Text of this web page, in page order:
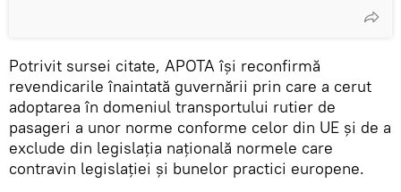
Potrivit sursei citate, APOTA își reconfirmă
revendicarile înaintată guvernării prin care a cerut
adoptarea în domeniul transportului rutier de
pasageri a unor norme conforme celor din UE și de a
exclude din legislația națională normele care
contravin legislației și bunelor practici europene.